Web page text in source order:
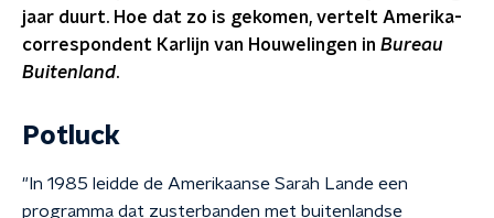
jaar duurt. Hoe dat zo is gekomen, vertelt Amerika-
correspondent Karlijn van Houwelingen in Bureau
Buitenland.
Potluck
"In 1985 leidde de Amerikaanse Sarah Lande een
programma dat zusterbanden met buitenlandse